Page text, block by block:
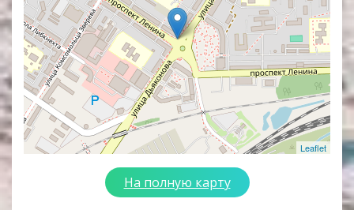
Leaflet
На полную карту